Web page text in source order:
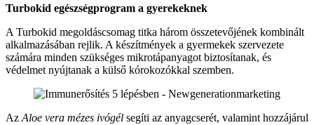
Turbokid egészségprogram a gyerekeknek
A Turbokid megoldáscsomag titka három összetevőjének kombinált
alkalmazásában rejlik. A készítmények a gyermekek szervezete
számára minden szükséges mikrotápanyagot biztosítanak, és
védelmet nyújtanak a külső kórokozókkal szemben.
Az Aloe vera mézes ivógél segíti az anyagcserét, valamint hozzájárul